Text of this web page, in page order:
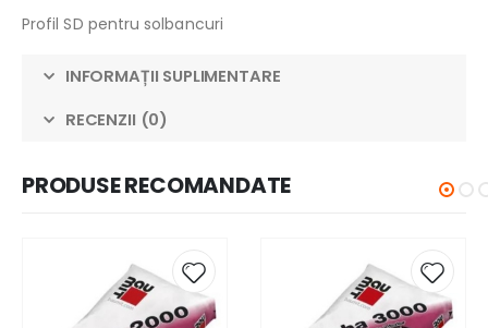
Profil SD pentru solbancuri
INFORMAȚII SUPLIMENTARE
RECENZII (0)
PRODUSE RECOMANDATE